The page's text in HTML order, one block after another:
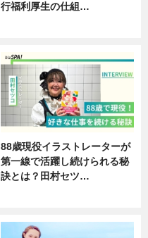
行福利厚生の仕組…
88歳現役イラストレーターが
第一線で活躍し続けられる秘
訣とは？田村セツ…